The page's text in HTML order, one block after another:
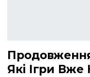
Які Ігри